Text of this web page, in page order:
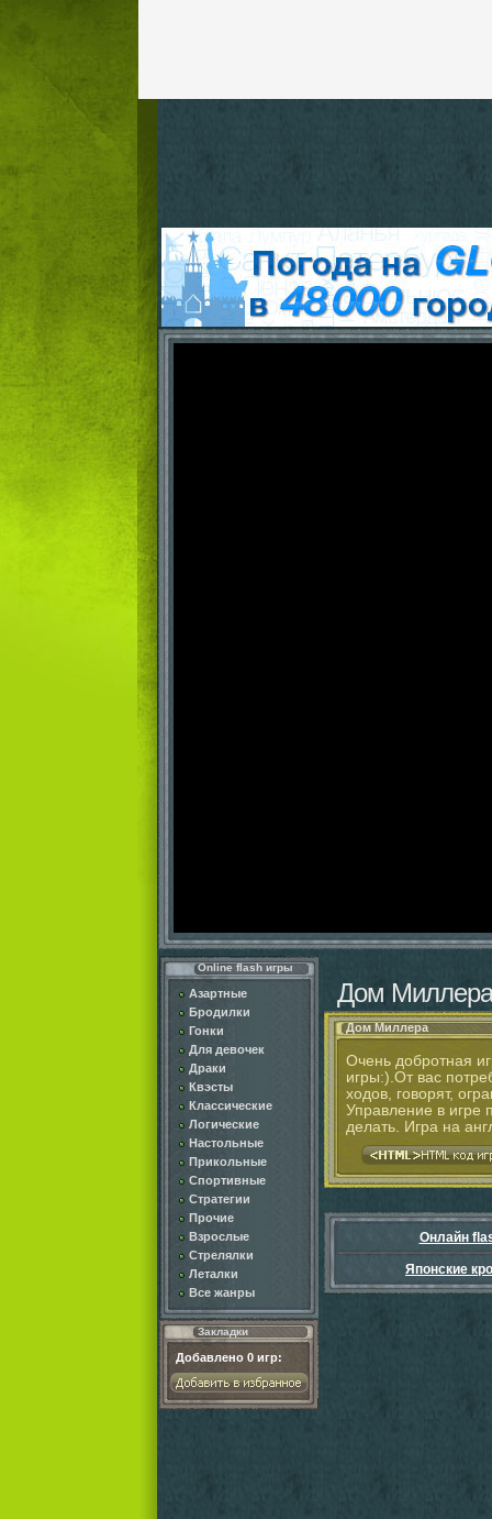
Online flash игры
Азартные
Бродилки
Гонки
Для девочек
Драки
Квэсты
Классические
Логические
Настольные
Прикольные
Спортивные
Стратегии
Прочие
Взрослые
Стрелялки
Леталки
Все жанры
Закладки
Добавлено 0 игр:
Дом Миллера
Дом Миллера
Очень добротная
игры:).От вас
ходов, говорят,
Управление в игре
делать. Игра на
Онлайн
Японские